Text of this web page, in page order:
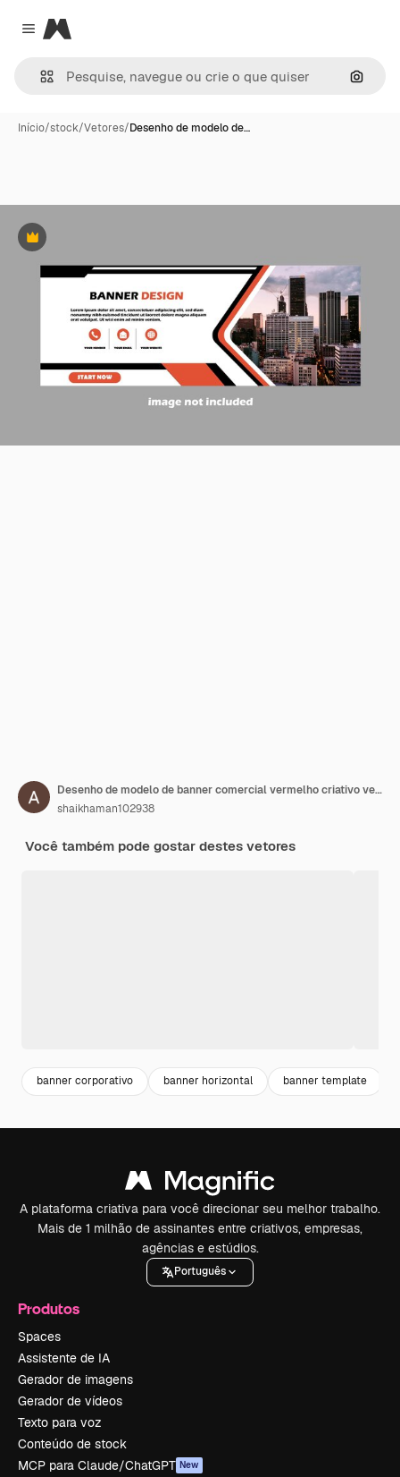
Close menu
Magnific
Início/stock/Vetores/Desenho de modelo de…
Premium
Desenho de modelo de banner comercial vermelho criativo vetorial
shaikhaman102938
Você também pode gostar destes vetores
banner corporativo banner horizontal banner template
A plataforma criativa para você direcionar seu melhor trabalho.
Mais de 1 milhão de assinantes entre criativos, empresas,
agências e estúdios.
Português
Produtos
Spaces
Assistente de IA
Gerador de imagens
Gerador de vídeos
Texto para voz
Conteúdo de stock
MCP para Claude/ChatGPT New